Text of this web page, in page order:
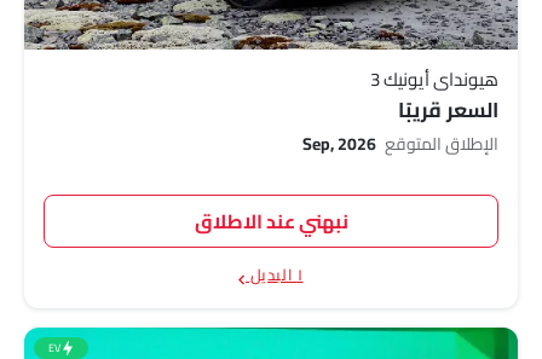
هيونداي أيونيك 3
السعر قريبًا
الإطلاق المتوقع Sep, 2026
نبهني عند الاطلاق
١ البديل
EV